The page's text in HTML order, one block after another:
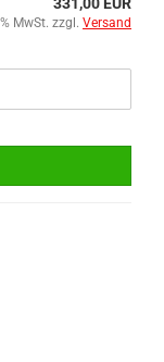
MwSt. zzgl. Versand